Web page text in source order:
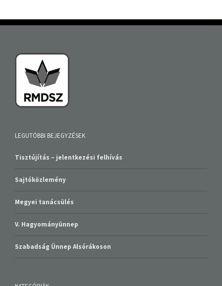
LEGUTÓBBI BEJEGYZÉSEK
Tisztújítás – jelentkezési felhívás
Sajtóközlemény
Megyei tanácsülés
V. Hagyományünnep
Szabadság Ünnep Alsórákoson